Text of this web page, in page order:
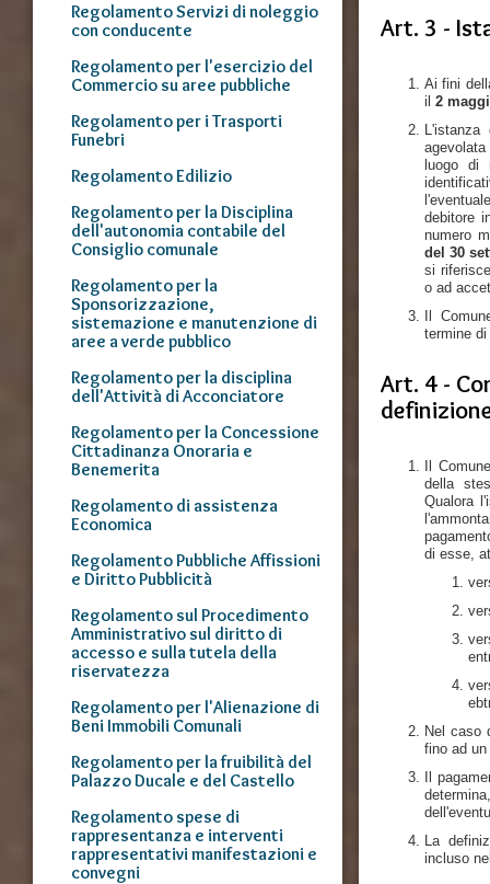
Regolamento Servizi di noleggio
con conducente
Regolamento per l'esercizio del
Commercio su aree pubbliche
Regolamento per i Trasporti
Funebri
Regolamento Edilizio
Regolamento per la Disciplina
dell'autonomia contabile del
Consiglio comunale
Regolamento per la
Sponsorizzazione,
sistemazione e manutenzione di
aree a verde pubblico
Regolamento per la disciplina
dell'Attività di Acconciatore
Regolamento per la Concessione
Cittadinanza Onoraria e
Benemerita
Regolamento di assistenza
Economica
Regolamento Pubbliche Affissioni
e Diritto Pubblicità
Regolamento sul Procedimento
Amministrativo sul diritto di
accesso e sulla tutela della
riservatezza
Regolamento per l'Alienazione di
Beni Immobili Comunali
Regolamento per la fruibilità del
Palazzo Ducale e del Castello
Regolamento spese di
rappresentanza e interventi
rappresentativi manifestazioni e
convegni
Art. 3 -
Ai fini
il2
luogo di
debitore
numero
del 30
si
o ad
Il
termine
Art. 4 -
Il
della
Qualora
di esse,
Nel caso
fino ad
Il
La
incluso